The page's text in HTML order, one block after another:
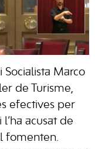
Marco
de Turisme,
efectives per
acusat de
fomenten.